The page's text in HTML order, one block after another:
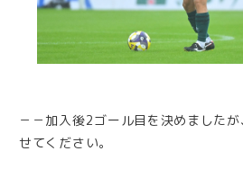
－－加入後2ゴール目を決めました
せてください。